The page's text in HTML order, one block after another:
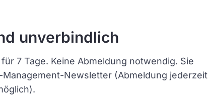
unverbindlich
7 Tage. Keine Abmeldung notwendig. Sie
Newsletter (Abmeldung jederzeit